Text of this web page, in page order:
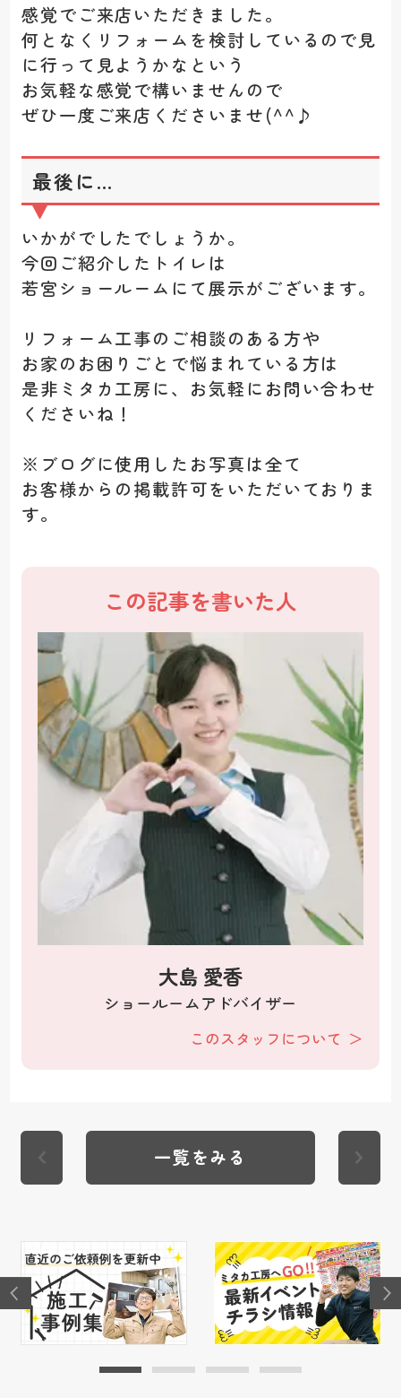
感覚でご来店いただきました。
何となくリフォームを検討しているので見
に行って見ようかなという
お気軽な感覚で構いませんので
ぜひ一度ご来店くださいませ(^^♪
最後に…
いかがでしたでしょうか。
今回ご紹介したトイレは
若宮ショールームにて展示がございます。
リフォーム工事のご相談のある方や
お家のお困りごとで悩まれている方は
是非ミタカ工房に、お気軽にお問い合わせ
くださいね！
※ブログに使用したお写真は全て
お客様からの掲載許可をいただいておりま
す。
この記事を書いた人
大島 愛香
ショールームアドバイザー
このスタッフについて
一覧をみる